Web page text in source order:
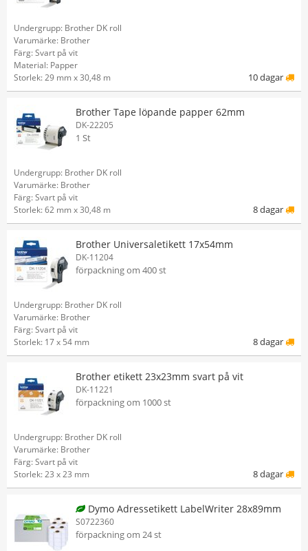
Undergrupp: Brother DK roll
Varumärke: Brother
Färg: Svart på vit
Material: Papper
Storlek: 29 mm x 30,48 m
10 dagar
Brother Tape löpande papper 62mm
DK-22205
1 St
Undergrupp: Brother DK roll
Varumärke: Brother
Färg: Svart på vit
Storlek: 62 mm x 30,48 m
8 dagar
Brother Universaletikett 17x54mm
DK-11204
förpackning om 400 st
Undergrupp: Brother DK roll
Varumärke: Brother
Färg: Svart på vit
Storlek: 17 x 54 mm
8 dagar
Brother etikett 23x23mm svart på vit
DK-11221
förpackning om 1000 st
Undergrupp: Brother DK roll
Varumärke: Brother
Färg: Svart på vit
Storlek: 23 x 23 mm
8 dagar
Dymo Adressetikett LabelWriter 28x89mm
S0722360
förpackning om 24 st